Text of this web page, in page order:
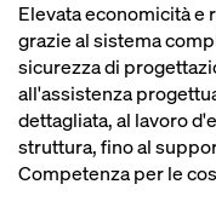
Elevata economicità
grazie al sistema
sicurezza di
all'assistenza
dettagliata, al lavoro
struttura, fino al
Competenza per le